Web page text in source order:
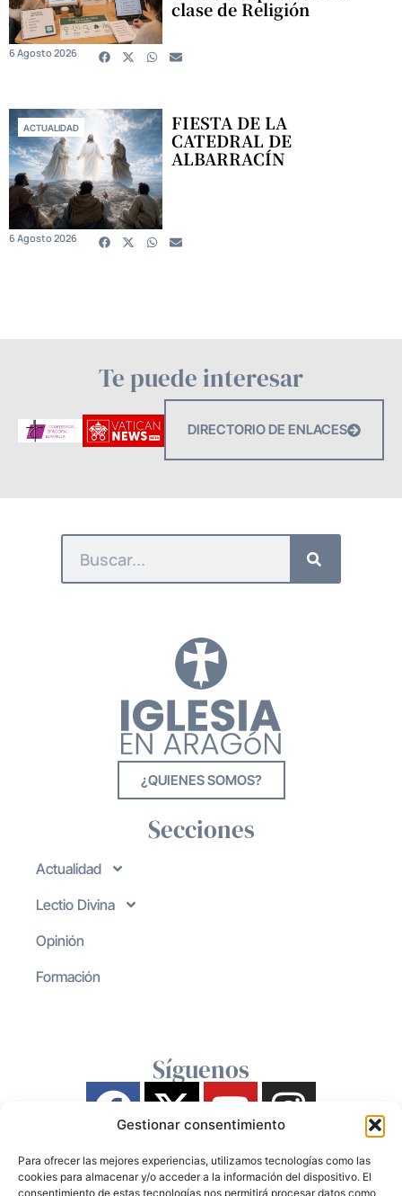
Gestionar consentimiento
Para ofrecer las mejores experiencias, utilizamos tecnologías como las
cookies para almacenar y/o acceder a la información del dispositivo. El
consentimiento de estas tecnologías nos permitirá procesar datos como
clase de Religión
6 Agosto 2026
ACTUALIDAD FIESTA DE LA
CATEDRAL DE
ALBARRACÍN
6 Agosto 2026
Te puede interesar
DIRECTORIO DE ENLACES
¿QUIENES SOMOS?
Secciones
Actualidad
Lectio Divina
Opinión
Formación
Síguenos